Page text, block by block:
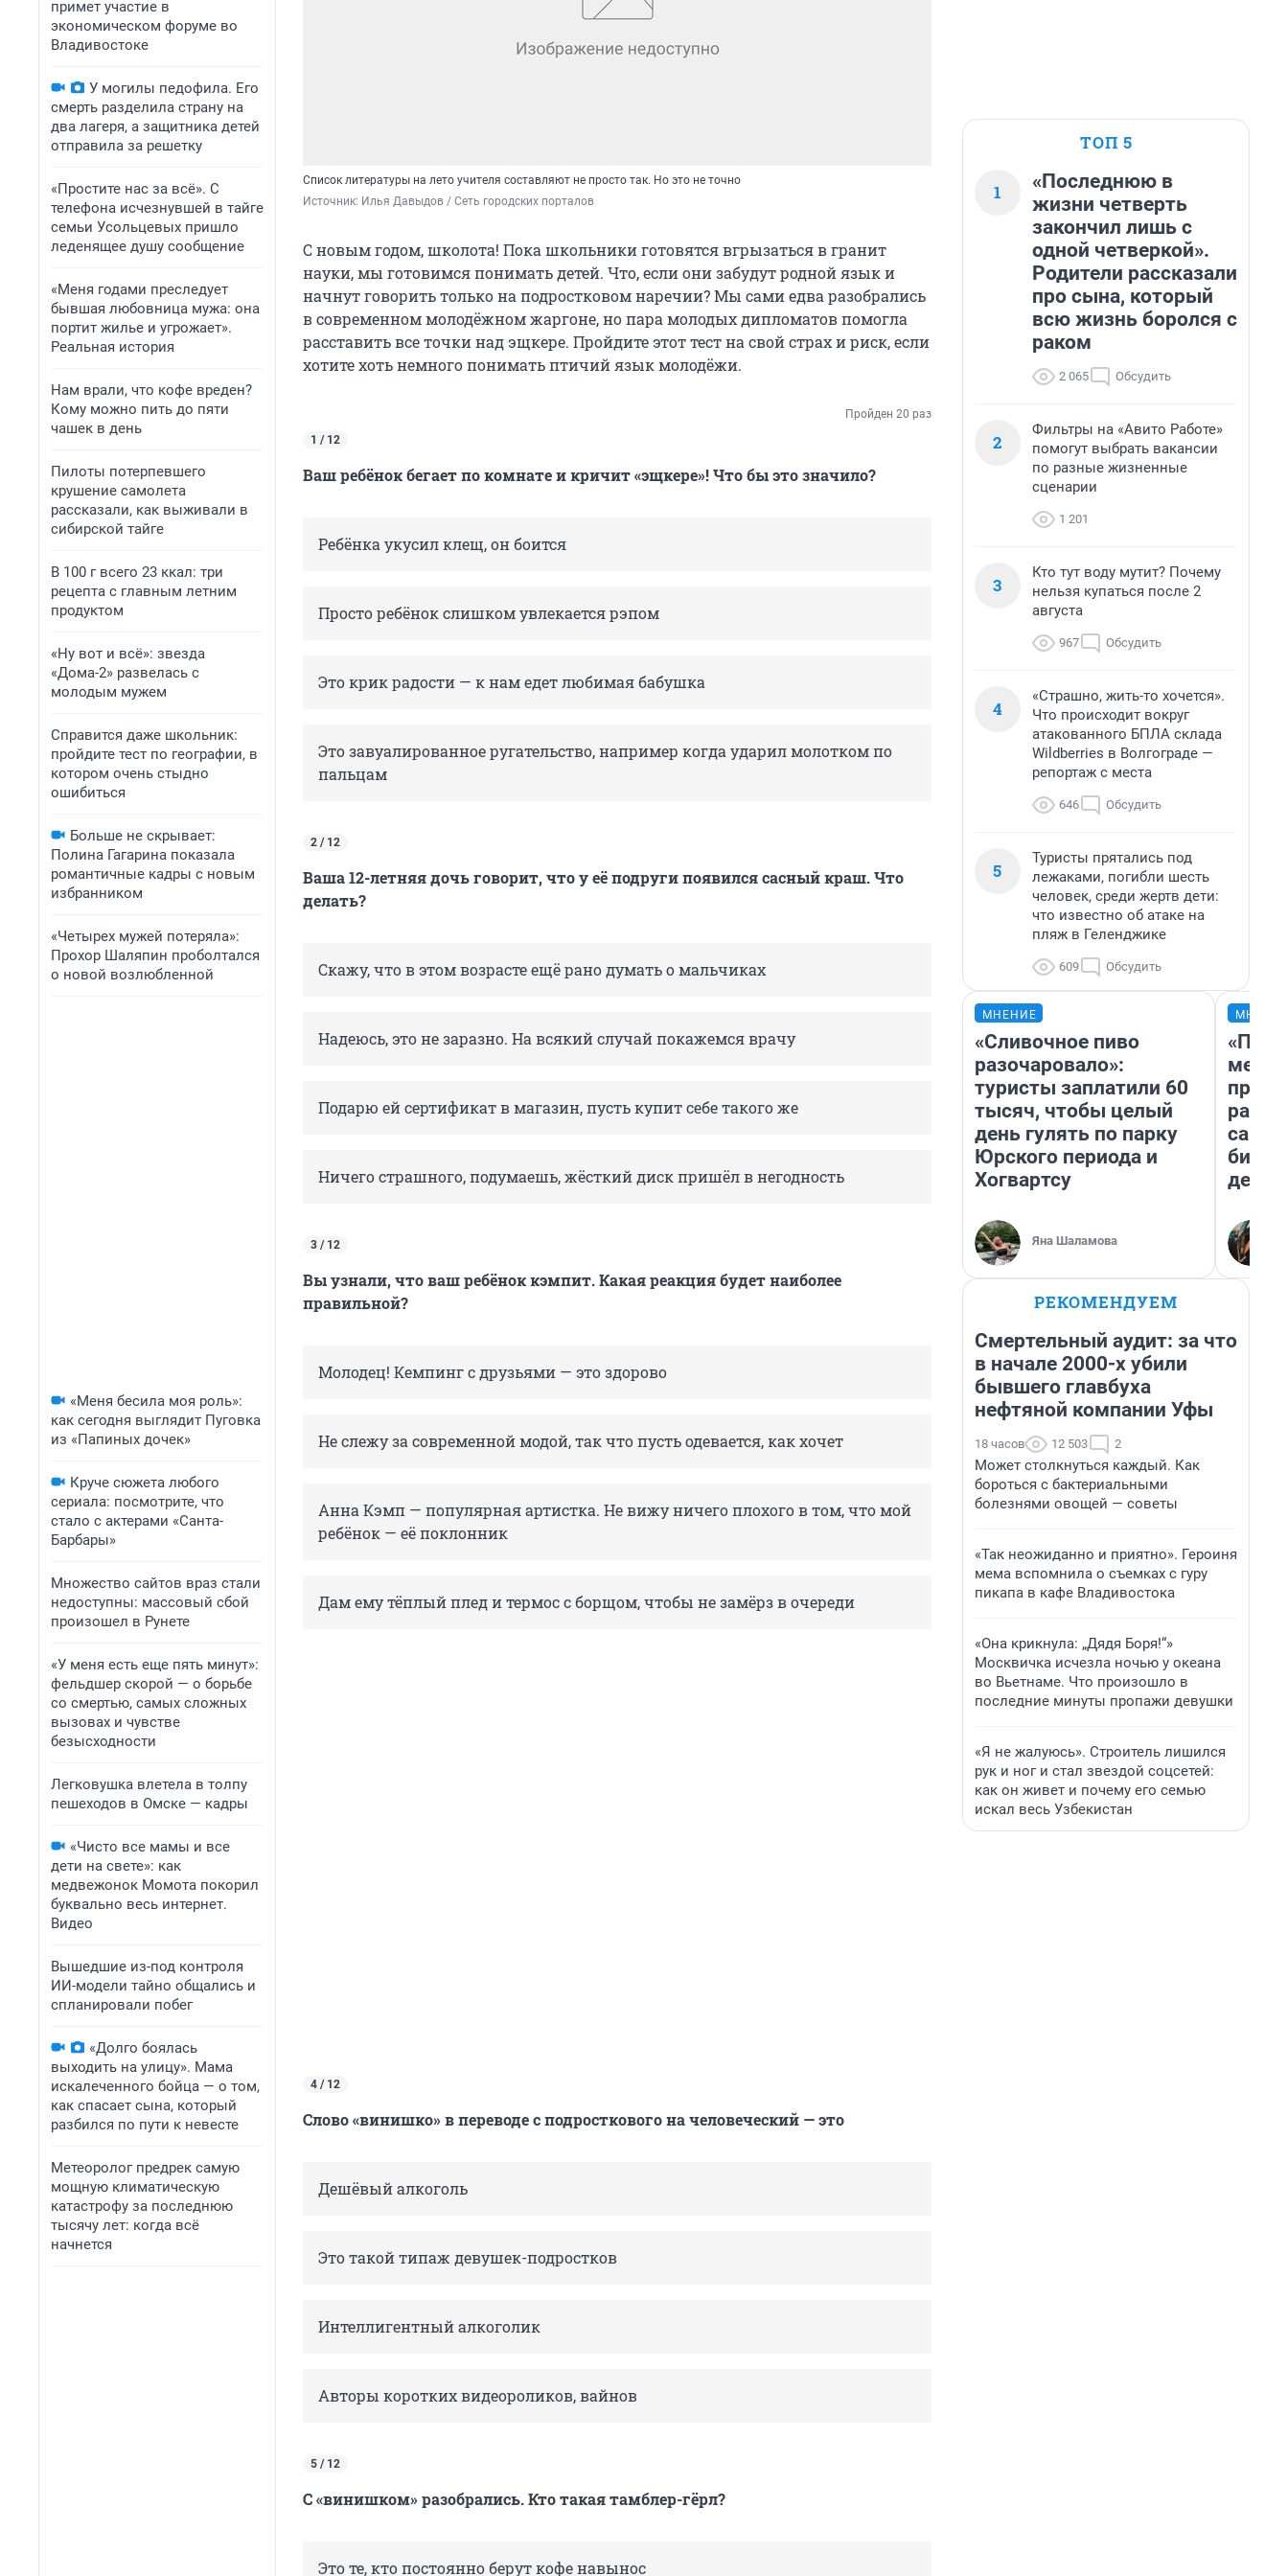
примет участие в
экономическом форуме во
Владивостоке
У могилы педофила. Его
смерть разделила страну на
два лагеря, а защитника детей
отправила за решетку
«Простите нас за всё». С
телефона исчезнувшей в тайге
семьи Усольцевых пришло
леденящее душу сообщение
«Меня годами преследует
бывшая любовница мужа: она
портит жилье и угрожает».
Реальная история
Нам врали, что кофе вреден?
Кому можно пить до пяти
чашек в день
Пилоты потерпевшего
крушение самолета
рассказали, как выживали в
сибирской тайге
В 100 г всего 23 ккал: три
рецепта с главным летним
продуктом
«Ну вот и всё»: звезда
«Дома-2» развелась с
молодым мужем
Справится даже школьник:
пройдите тест по географии, в
котором очень стыдно
ошибиться
Больше не скрывает:
Полина Гагарина показала
романтичные кадры с новым
избранником
«Четырех мужей потеряла»:
Прохор Шаляпин проболтался
о новой возлюбленной
«Меня бесила моя роль»:
как сегодня выглядит Пуговка
из «Папиных дочек»
Круче сюжета любого
сериала: посмотрите, что
стало с актерами «Санта-
Барбары»
Множество сайтов враз стали
недоступны: массовый сбой
произошел в Рунете
«У меня есть еще пять минут»:
фельдшер скорой — о борьбе
со смертью, самых сложных
вызовах и чувстве
безысходности
Легковушка влетела в толпу
пешеходов в Омске — кадры
«Чисто все мамы и все
дети на свете»: как
медвежонок Момота покорил
буквально весь интернет.
Видео
Вышедшие из-под контроля
ИИ-модели тайно общались и
спланировали побег
«Долго боялась
выходить на улицу». Мама
искалеченного бойца — о том,
как спасает сына, который
разбился по пути к невесте
Метеоролог предрек самую
мощную климатическую
катастрофу за последнюю
тысячу лет: когда всё
начнется
Список литературы на лето учителя составляют не просто так. Но это не точно
Источник: Илья Давыдов / Сеть городских порталов
С новым годом, школота! Пока школьники готовятся вгрызаться в гранит
науки, мы готовимся понимать детей. Что, если они забудут родной язык и
начнут говорить только на подростковом наречии? Мы сами едва разобрались
в современном молодёжном жаргоне, но пара молодых дипломатов помогла
расставить все точки над эщкере. Пройдите этот тест на свой страх и риск, если
хотите хоть немного понимать птичий язык молодёжи.
Пройден 20 раз
1 / 12
Ваш ребёнок бегает по комнате и кричит «эщкере»! Что бы это значило?
Ребёнка укусил клещ, он боится
Просто ребёнок слишком увлекается рэпом
Это крик радости — к нам едет любимая бабушка
Это завуалированное ругательство, например когда ударил молотком по
пальцам
2 / 12
Ваша 12-летняя дочь говорит, что у её подруги появился сасный краш. Что
делать?
Скажу, что в этом возрасте ещё рано думать о мальчиках
Надеюсь, это не заразно. На всякий случай покажемся врачу
Подарю ей сертификат в магазин, пусть купит себе такого же
Ничего страшного, подумаешь, жёсткий диск пришёл в негодность
3 / 12
Вы узнали, что ваш ребёнок кэмпит. Какая реакция будет наиболее
правильной?
Молодец! Кемпинг с друзьями — это здорово
Не слежу за современной модой, так что пусть одевается, как хочет
Анна Кэмп — популярная артистка. Не вижу ничего плохого в том, что мой
ребёнок — её поклонник
Дам ему тёплый плед и термос с борщом, чтобы не замёрз в очереди
4 / 12
Слово «винишко» в переводе с подросткового на человеческий — это
Дешёвый алкоголь
Это такой типаж девушек-подростков
Интеллигентный алкоголик
Авторы коротких видеороликов, вайнов
5 / 12
С «винишком» разобрались. Кто такая тамблер-гёрл?
Это те, кто постоянно берут кофе навынос
ТОП 5
1
«Последнюю в
жизни четверть
закончил лишь с
одной четверкой».
Родители рассказали
про сына, который
всю жизнь боролся с
раком
2 065 Обсудить
2
Фильтры на «Авито Работе»
помогут выбрать вакансии
по разные жизненные
сценарии
1 201
3
Кто тут воду мутит? Почему
нельзя купаться после 2
августа
967 Обсудить
4
«Страшно, жить-то хочется».
Что происходит вокруг
атакованного БПЛА склада
Wildberries в Волгограде —
репортаж с места
646 Обсудить
5
Туристы прятались под
лежаками, погибли шесть
человек, среди жертв дети:
что известно об атаке на
пляж в Геленджике
609 Обсудить
МНЕНИЕ
«Сливочное пиво
разочаровало»:
туристы заплатили 60
тысяч, чтобы целый
день гулять по парку
Юрского периода и
Хогвартсу
Яна Шаламова
РЕКОМЕНДУЕМ
Смертельный аудит: за что
в начале 2000-х убили
бывшего главбуха
нефтяной компании Уфы
18 часов 12 503 2
Может столкнуться каждый. Как
бороться с бактериальными
болезнями овощей — советы
«Так неожиданно и приятно». Героиня
мема вспомнила о съемках с гуру
пикапа в кафе Владивостока
«Она крикнула: „Дядя Боря!“»
Москвичка исчезла ночью у океана
во Вьетнаме. Что произошло в
последние минуты пропажи девушки
«Я не жалуюсь». Строитель лишился
рук и ног и стал звездой соцсетей:
как он живет и почему его семью
искал весь Узбекистан